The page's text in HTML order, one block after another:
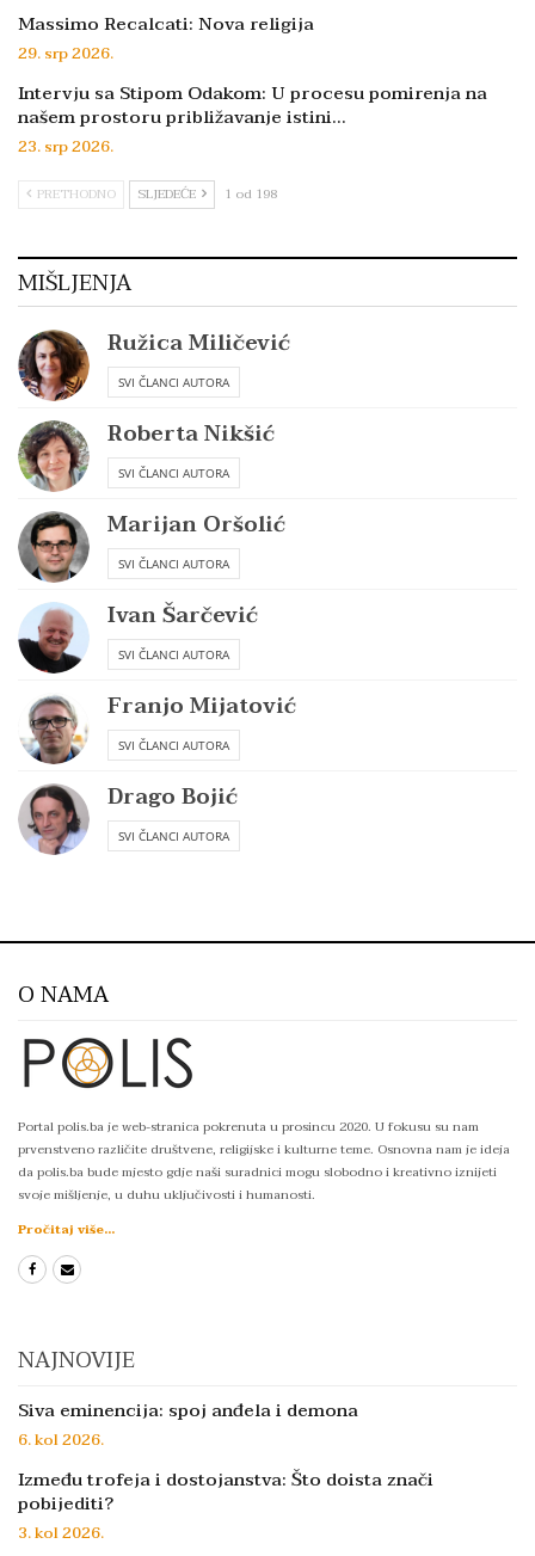
Massimo Recalcati: Nova religija
29. srp 2026.
Intervju sa Stipom Odakom: U procesu pomirenja na
našem prostoru približavanje istini…
23. srp 2026.
PRETHODNO SLJEDEĆE 1 od 198
MIŠLJENJA
Ružica Miličević
SVI ČLANCI AUTORA
Roberta Nikšić
SVI ČLANCI AUTORA
Marijan Oršolić
SVI ČLANCI AUTORA
Ivan Šarčević
SVI ČLANCI AUTORA
Franjo Mijatović
SVI ČLANCI AUTORA
Drago Bojić
SVI ČLANCI AUTORA
O NAMA
Portal polis.ba je web-stranica pokrenuta u prosincu 2020. U fokusu su nam
prvenstveno različite društvene, religijske i kulturne teme. Osnovna nam je ideja
da polis.ba bude mjesto gdje naši suradnici mogu slobodno i kreativno iznijeti
svoje mišljenje, u duhu uključivosti i humanosti.
Pročitaj više...
NAJNOVIJE
Siva eminencija: spoj anđela i demona
6. kol 2026.
Između trofeja i dostojanstva: Što doista znači
pobijediti?
3. kol 2026.